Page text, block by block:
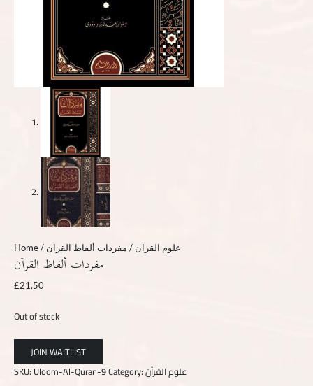
Home/ علوم القرآن / مفردات ألفاظ القرآن
مفردات ألفاظ القرآن
£21.50
Out of stock
SKU: Uloom-Al-Quran-9Category:علوم القرآن